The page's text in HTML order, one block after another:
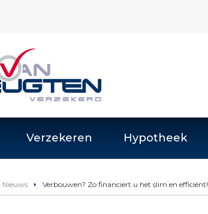
Verzekeren Hypotheek
Nieuws Verbouwen? Zo financiert u het slim en efficiënt!